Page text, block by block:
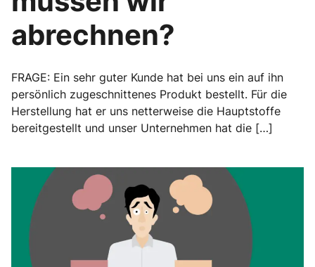
abrechnen?
FRAGE: Ein sehr guter Kunde hat bei uns ein auf ihn
persönlich zugeschnittenes Produkt bestellt. Für die
Herstellung hat er uns netterweise die Hauptstoffe
bereitgestellt und unser Unternehmen hat die […]